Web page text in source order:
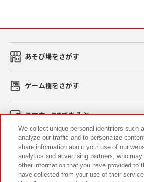
あそび場をさがす
ゲーム機をさがす
スマホ・PCであそぶ
イベント・キャンペーン
We collect unique personal identifiers such
analyze our traffic and to personalize
share information about your use of our
analytics and advertising partners, who
other information that you have provided to
have collected from your use of their